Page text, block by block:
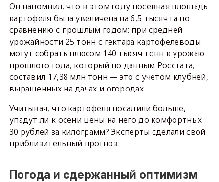
Он напомнил, что в этом году посевная площадь
картофеля была увеличена на 6,5 тысяч га по
сравнению с прошлым годом: при средней
урожайности 25 тонн с гектара картофелеводы
могут собрать плюсом 140 тысяч тонн к урожаю
прошлого года, который по данным Росстата,
составил 17,38 млн тонн — это с учётом клубней,
выращенных на дачах и огородах.
Учитывая, что картофеля посадили больше,
упадут ли к осени цены на него до комфортных
30 рублей за килограмм? Эксперты сделали свой
приблизительный прогноз.
Погода и сдержанный оптимизм